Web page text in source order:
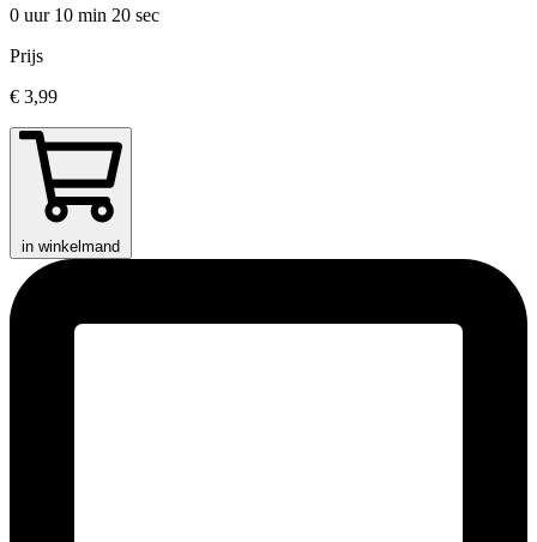
0 uur 10 min 20 sec
Prijs
€ 3,99
in winkelmand